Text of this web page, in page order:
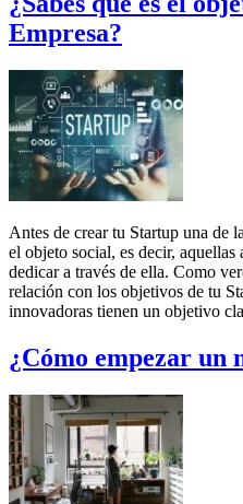
Empresa?
Antes de crear tu Startup una de
el objeto social, es decir, aquellas
dedicar a través de ella. Como
relación con los objetivos de tu
innovadoras tienen un objetivo
¿Cómo empezar un